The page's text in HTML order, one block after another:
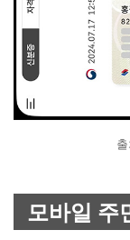
모바일 주